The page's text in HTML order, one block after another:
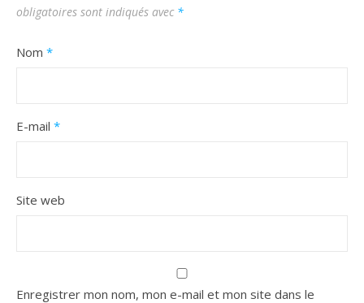
obligatoires sont indiqués avec *
Nom *
E-mail *
Site web
Enregistrer mon nom, mon e-mail et mon site dans le